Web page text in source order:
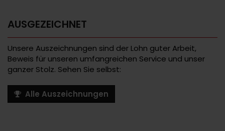
AUSGEZEICHNET
Unsere Auszeichnungen sind der Lohn guter Arbeit,
Beweis für unseren umfangreichen Service und unser
ganzer Stolz. Sehen Sie selbst:
Alle Auszeichnungen